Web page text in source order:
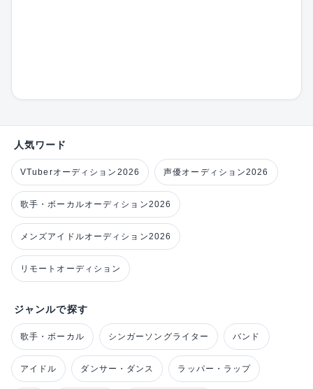
人気ワード
VTuberオーディション2026 声優オーディション2026
歌手・ボーカルオーディション2026
メンズアイドルオーディション2026
リモートオーディション
ジャンルで探す
歌手・ボーカル シンガーソングライター バンド
アイドル ダンサー・ダンス ラッパー・ラップ